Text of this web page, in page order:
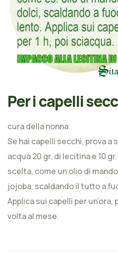
Per i capelli
cura della nonna
Se hai capelli secchi, prova a
acqua 20 gr. di lecitina e 10
scelta, come un olio di
jojoba, scaldando il tutto a
Applica sui capelli per
volta al mese.